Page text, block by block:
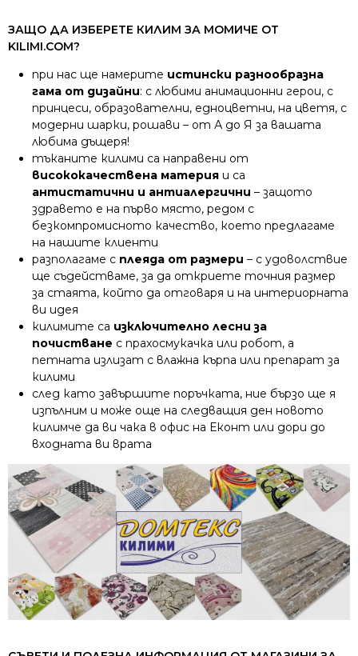
ЗАЩО ДА ИЗБЕРЕТЕ КИЛИМ ЗА МОМИЧЕ ОТ
KILIMI.COM?
при нас ще намерите истински разнообразна
гама от дизайни: с любими анимационни герои, с
принцеси, образователни, едноцветни, на цветя, с
модерни шарки, рошави – от А до Я за вашата
любима дъщеря!
тъканите килими са направени от
висококачествена материя и са
антистатични и антиалергични – защото
здравето е на първо място, редом с
безкомпромисното качество, което предлагаме
на нашите клиенти
разполагаме с плеяда от размери – с удоволствие
ще съдействаме, за да откриете точния размер
за стаята, който да отговаря и на интериорната
ви идея
килимите са изключително лесни за
почистване с прахосмукачка или робот, а
петната излизат с влажна кърпа или препарат за
килими
след като завършите поръчката, ние бързо ще я
изпълним и може още на следващия ден новото
килимче да ви чака в офис на Еконт или дори до
входната ви врата